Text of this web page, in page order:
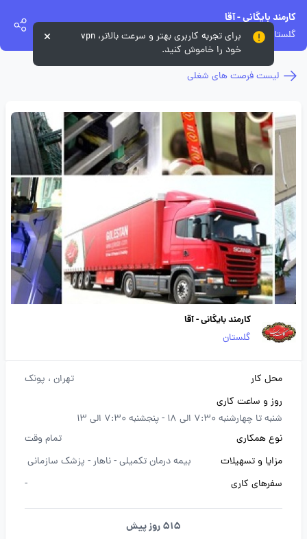
کارمند بایگانی - آقا
گلستان
لیست فرصت های شغلی
کارمند بایگانی - آقا
گلستان
محل کار تهران ، پونک
روز و ساعت کاری
شنبه تا چهارشنبه 7:30 الی 18 - پنجشنبه 7:30 الی 13
نوع همکاری
تمام وقت
مزایا و تسهیلات
بیمه درمان تکمیلی -ناهار - پزشک سازمانی
سفرهای کاری
-
515 روز پیش
برای تجربه کاربری بهتر و سرعت بالاتر، vpn
خود را خاموش کنید.